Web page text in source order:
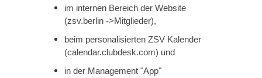
im internen Bereich der Website
(zsv.berlin ->Mitglieder),
beim personalisierten ZSV Kalender
(calendar.clubdesk.com) und
in der Management "App"